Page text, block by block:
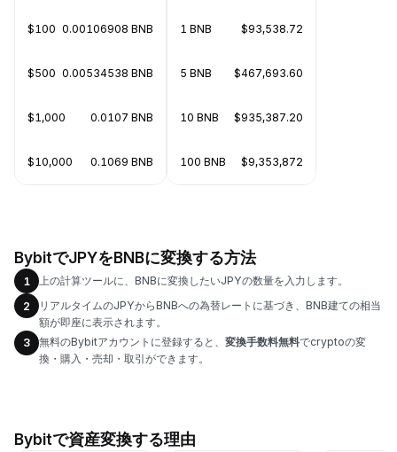
$100 0.00106908 BNB
$500 0.00534538 BNB
$1,000 0.0107 BNB
$10,000 0.1069 BNB
1 BNB $93,538.72
5 BNB $467,693.60
10 BNB $935,387.20
100 BNB $9,353,872
BybitでJPYをBNBに変換する方法
1
上の計算ツールに、BNBに変換したいJPYの数量を入力します。
2
リアルタイムのJPYからBNBへの為替レートに基づき、BNB建ての相当
額が即座に表示されます。
3
無料のBybitアカウントに登録すると、 変換手数料無料でcryptoの変
換・購入・売却・取引ができます。
Bybitで資産変換する理由